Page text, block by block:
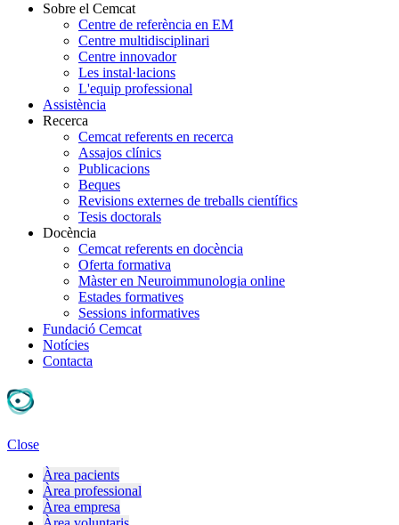
Sobre el Cemcat
Centre de referència en EM
Centre multidisciplinari
Centre innovador
Les instal·lacions
L'equip professional
Assistència
Recerca
Cemcat referents en recerca
Assajos clínics
Publicacions
Beques
Revisions externes de treballs científics
Tesis doctorals
Docència
Cemcat referents en docència
Oferta formativa
Màster en Neuroimmunologia online
Estades formatives
Sessions informatives
Fundació Cemcat
Notícies
Contacta
Close
Àrea pacients
Àrea professional
Àrea empresa